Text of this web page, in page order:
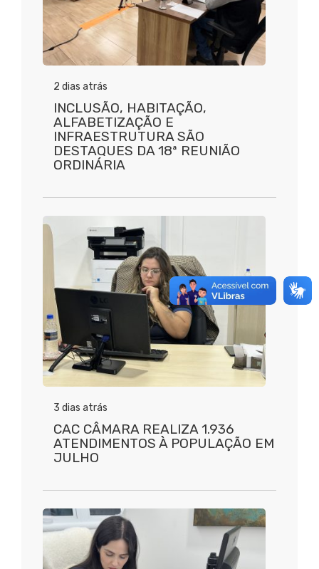
2 dias atrás
INCLUSÃO, HABITAÇÃO,
ALFABETIZAÇÃO E
INFRAESTRUTURA SÃO
DESTAQUES DA 18ª REUNIÃO
ORDINÁRIA
3 dias atrás
CAC CÂMARA REALIZA 1.936
ATENDIMENTOS À POPULAÇÃO EM
JULHO